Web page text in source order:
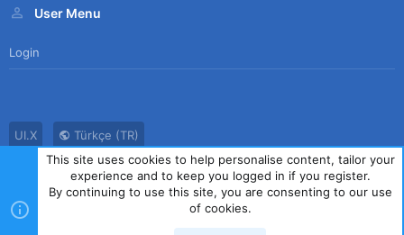
User Menu
Login
UI.X
Türkçe (TR)
Bize Ulaşın
Kullanım Sözleşmesi Gizlilik Politikası
Yardım
Ana Sayfa
R
S
This site uses cookies to help personalise content, tailor your
experience and to keep you logged in if you register.
By continuing to use this site, you are consenting to our use
of cookies.